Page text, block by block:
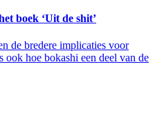
boek ‘Uit de shit’
de bredere implicaties voor
hoe bokashi een deel van de